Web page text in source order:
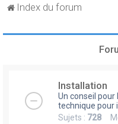
Index du forum
Installation
Un conseil
technique pour
Sujets : 728